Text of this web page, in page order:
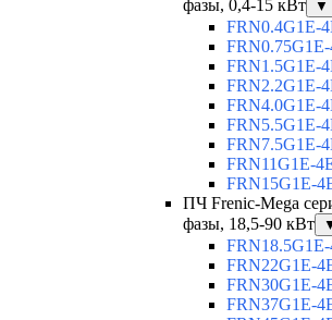
фазы, 0,4-15 кВт
▼
FRN0.4G1E-
FRN1.5G1E-
FRN2.2G1E-
FRN4.0G1E-
FRN5.5G1E-
FRN7.5G1E-
FRN11G1E-
FRN15G1E-
ПЧ Frenic-Mega
фазы, 18,5-90 кВт
FRN22G1E-
FRN30G1E-
FRN37G1E-